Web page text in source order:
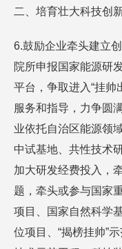
二、培育壮大科技创
6.鼓励企业牵头建立
院所申报国家能源研
平台，争取进入“挂帅
服务和指导，力争圆
业依托自治区能源领
中试基地、共性技术
加大研发经费投入，
题，牵头或参与国家
项目、国家自然科学
位项目、“揭榜挂帅”